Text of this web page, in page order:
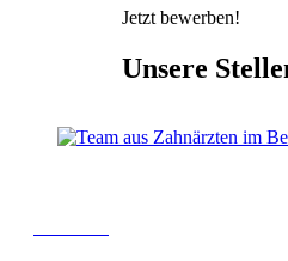
Jetzt bewerben!
Unsere